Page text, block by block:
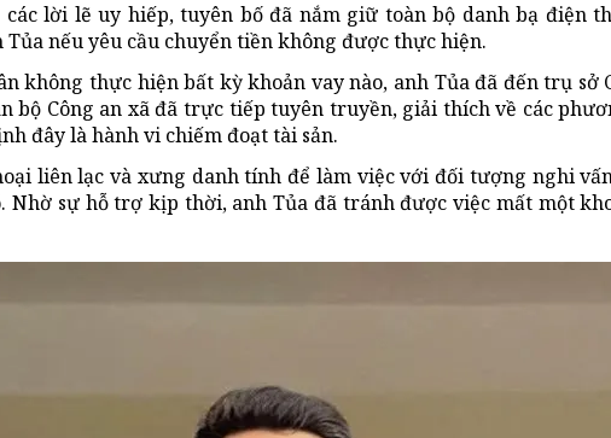
lời lẽ uy hiếp, tuyên bố đã nắm giữ toàn bộ danh bạ điện
nếu yêu cầu chuyển tiền không được thực hiện.
không thực hiện bất kỳ khoản vay nào, anh Tủa đã đến trụ sở
bộ Công an xã đã trực tiếp tuyên truyền, giải thích về các
đây là hành vi chiếm đoạt tài sản.
liên lạc và xưng danh tính để làm việc với đối tượng nghi
Nhờ sự hỗ trợ kịp thời, anh Tủa đã tránh được việc mất một